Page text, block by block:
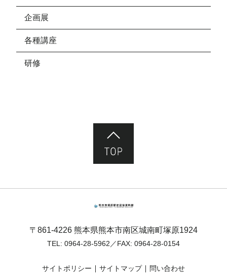
企画展
各種講座
研修
〒861-4226 熊本県熊本市南区城南町塚原1924
TEL: 0964-28-5962 ／FAX: 0964-28-0154
サイトポリシー サイトマップ 問い合わせ